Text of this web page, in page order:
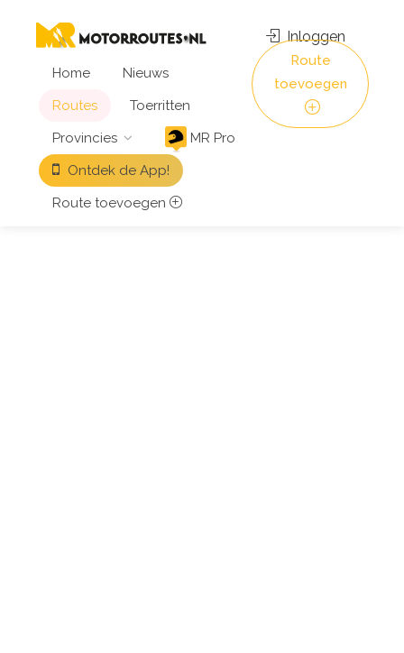
Home
Nieuws
Routes
Toerritten
Provincies
MR Pro
Ontdek de App!
Route toevoegen
Inloggen
Route
toevoegen